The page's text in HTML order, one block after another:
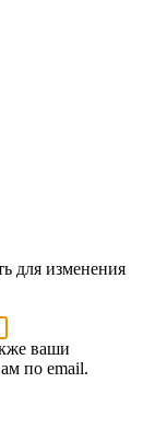
для изменения
ваши
по email.